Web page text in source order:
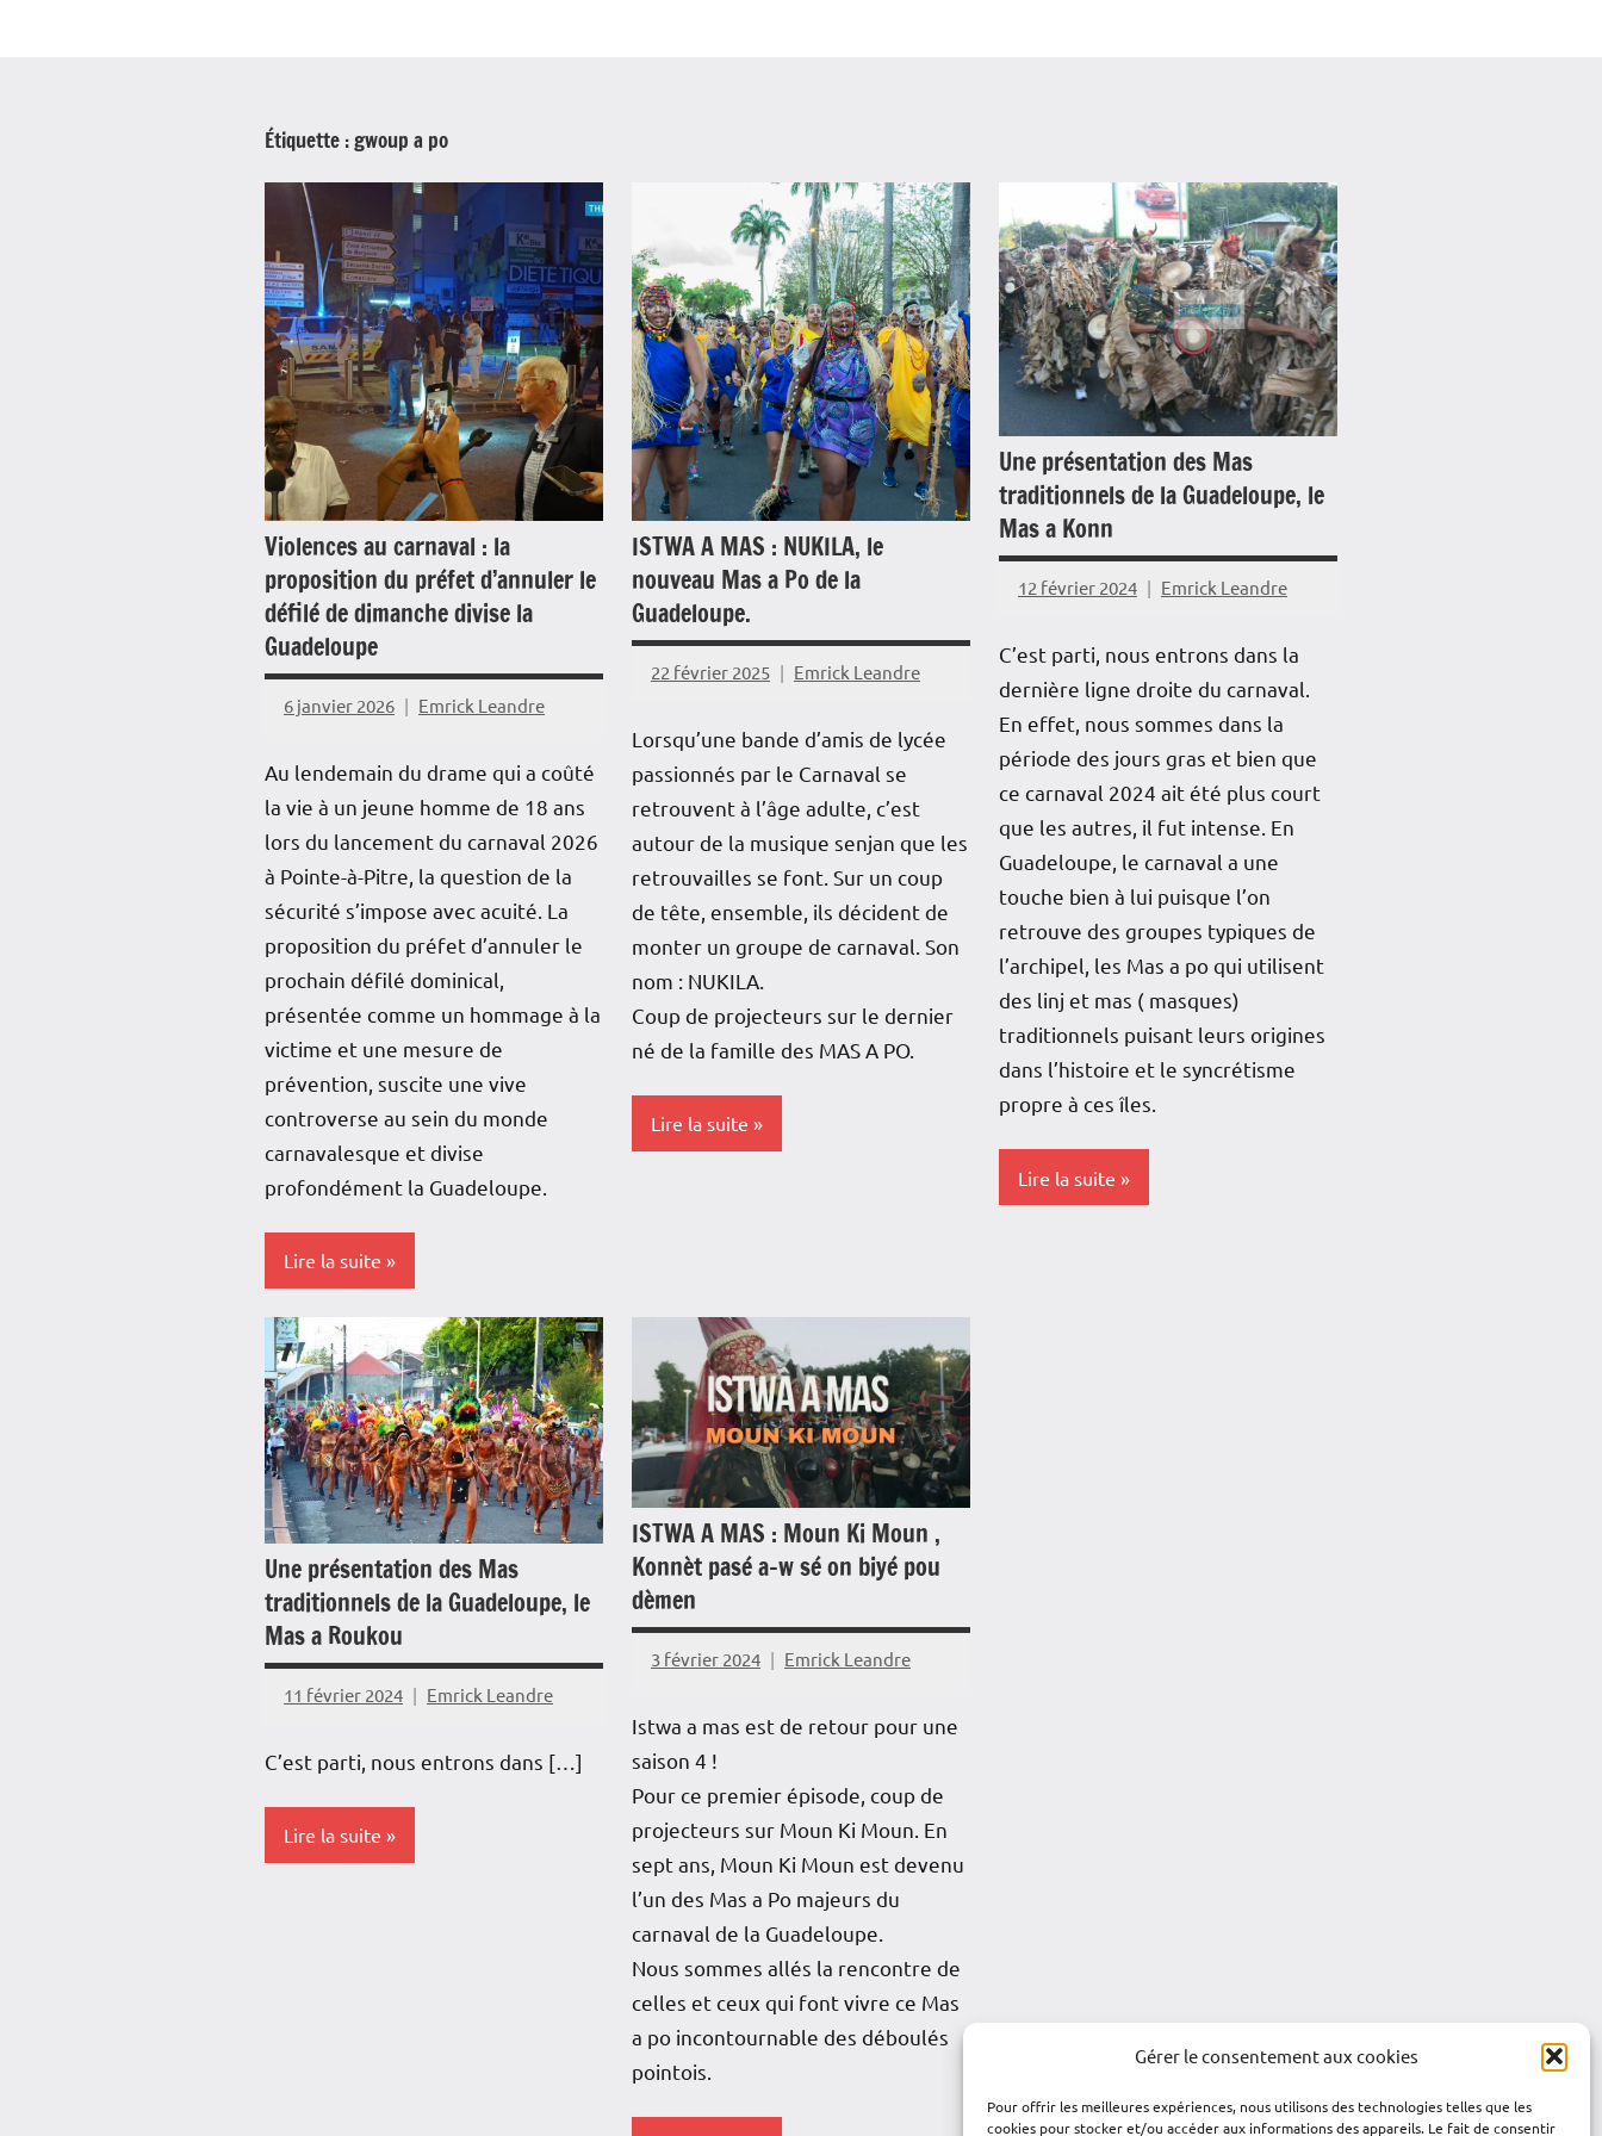
Gérer le consentement aux cookies
Pour offrir les meilleures expériences, nous utilisons des technologies telles que les
cookies pour stocker et/ou accéder aux informations des appareils. Le fait de consentir
Étiquette :gwoup a po
Violences au carnaval : la
proposition du préfet d’annuler le
défilé de dimanche divise la
Guadeloupe
6 janvier 2026 Emrick Leandre
Au lendemain du drame qui a coûté
la vie à un jeune homme de 18 ans
lors du lancement du carnaval 2026
à Pointe-à-Pitre, la question de la
sécurité s’impose avec acuité. La
proposition du préfet d’annuler le
prochain défilé dominical,
présentée comme un hommage à la
victime et une mesure de
prévention, suscite une vive
controverse au sein du monde
carnavalesque et divise
profondément la Guadeloupe.
Lire la suite
Antilles-
Guyane
Blog
Culture
France
Guadeloupe
Outremer
Société
ISTWA A MAS : NUKILA, le
nouveau Mas a Po de la
Guadeloupe.
22 février 2025 Emrick Leandre
Lorsqu’une bande d’amis de lycée
passionnés par le Carnaval se
retrouvent à l’âge adulte, c’est
autour de la musique senjan que les
retrouvailles se font. Sur un coup
de tête, ensemble, ils décident de
monter un groupe de carnaval. Son
nom : NUKILA.
Coup de projecteurs sur le dernier
né de la famille des MAS A PO.
Lire la suite
Caraïbe
Culture
France
Guadeloupe
Histoire
Interviews
Outremer
Reportage
Une présentation des Mas
traditionnels de la Guadeloupe, le
Mas a Konn
12 février 2024 Emrick Leandre
C’est parti, nous entrons dans la
dernière ligne droite du carnaval.
En effet, nous sommes dans la
période des jours gras et bien que
ce carnaval 2024 ait été plus court
que les autres, il fut intense. En
Guadeloupe, le carnaval a une
touche bien à lui puisque l’on
retrouve des groupes typiques de
l’archipel, les Mas a po qui utilisent
des linj et mas ( masques)
traditionnels puisant leurs origines
dans l’histoire et le syncrétisme
propre à ces îles.
Lire la suite
Une présentation des Mas
traditionnels de la Guadeloupe, le
Mas a Roukou
11 février 2024 Emrick Leandre
C’est parti, nous entrons dans […]
Lire la suite
ISTWA A MAS : Moun Ki Moun ,
Konnèt pasé a-w sé on biyé pou
dèmen
3 février 2024 Emrick Leandre
Istwa a mas est de retour pour une
saison 4 !
Pour ce premier épisode, coup de
projecteurs sur Moun Ki Moun. En
sept ans, Moun Ki Moun est devenu
l’un des Mas a Po majeurs du
carnaval de la Guadeloupe.
Nous sommes allés la rencontre de
celles et ceux qui font vivre ce Mas
a po incontournable des déboulés
pointois.